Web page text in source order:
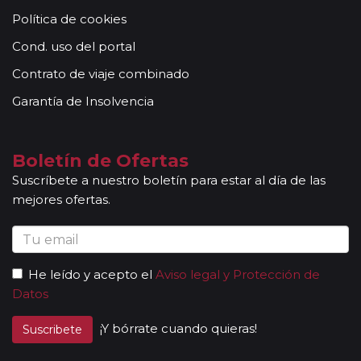
Otras notas a tener en cuenta:
Todas nuestras rutas, independientemente del
número de pasajeros, incluyen la presencia de guías
conocimientos y buena disposición para atender al
grupo. Adicionalmente, en las ciudades principales y
cultura de los lugares visitados. En ocasiones, los
grupos son bilingües (normalmente español y
portugués), en estos casos nuestros guías
acompañantes podrán dar las explicaciones en dos
idiomas diferentes. Según circuito, le atenderá en su
viaje un único guía-acompañante o bien cambiará de
acompañantes siempre estarán presentes en los
paseos incluidos, pero poseen múltiples funciones y
deben dedicación a la totalidad del grupo y no a una
persona en particular. En los momentos en que no
Política de cookies
Cond. uso del portal
Contrato de viaje combinado
Garantía de Insolvencia
Boletín de Ofertas
Suscríbete a nuestro boletín para estar al día de las
mejores ofertas.
He leído y acepto el Aviso legal y Protección de
Datos
Suscribete ¡Y bórrate cuando quieras!